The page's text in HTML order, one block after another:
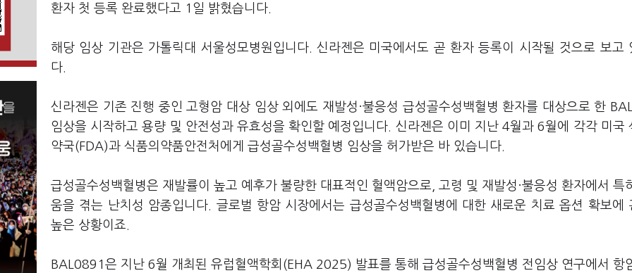
환자 첫 등록 완료했다고 1일 밝혔습니다.
해당 임상 기관은 가톨릭대 서울성모병원입니다. 신라젠은 미국에서도 곧 환자 등록이 시작될 것으로 보고
다.
신라젠은 기존 진행 중인 고형암 대상 임상 외에도 재발성·불응성 급성골수성백혈병 환자를 대상으로 한
임상을 시작하고 용량 및 안전성과 유효성을 확인할 예정입니다. 신라젠은 이미 지난 4월과 6월에 각각 미국
약국(FDA)과 식품의약품안전처에게 급성골수성백혈병 임상을 허가받은 바 있습니다.
급성골수성백혈병은 재발률이 높고 예후가 불량한 대표적인 혈액암으로, 고령 및 재발성·불응성 환자에서 특
움을 겪는 난치성 암종입니다. 글로벌 항암 시장에서는 급성골수성백혈병에 대한 새로운 치료 옵션 확보에
높은 상황이죠.
BAL0891은 지난 6월 개최된 유럽혈액학회(EHA 2025) 발표를 통해 급성골수성백혈병 전임상 연구에서 항